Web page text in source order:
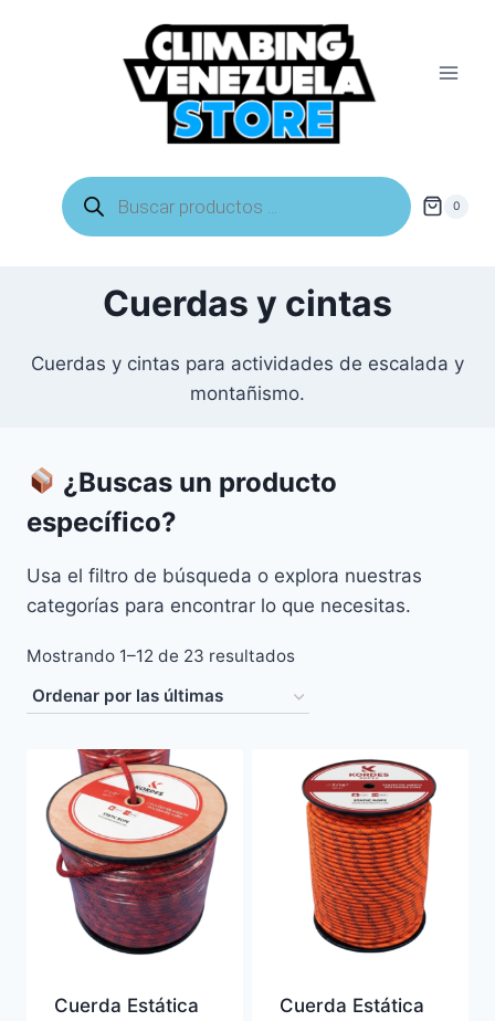
Búsqueda
de
productos
0
Cuerdas y cintas
Cuerdas y cintas para actividades de escalada y
montañismo.
¿Buscas un producto
específico?
Usa el filtro de búsqueda o explora nuestras
categorías para encontrar lo que necesitas.
Mostrando 1–12 de 23 resultadosSorted
latest
Cuerda Estática
Cuerda Estática